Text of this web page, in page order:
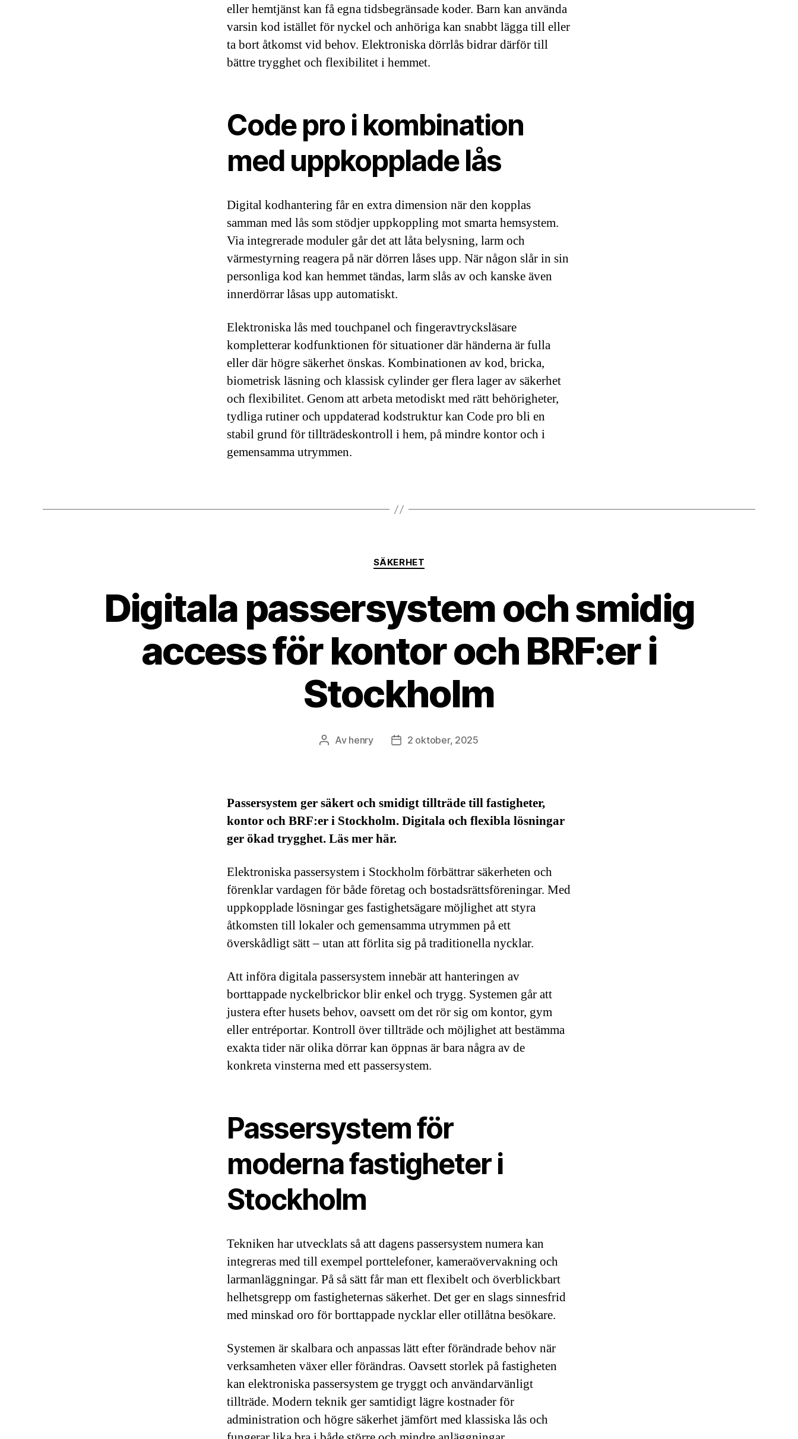
eller hemtjänst kan få egna tidsbegränsade koder. Barn kan använda
varsin kod istället för nyckel och anhöriga kan snabbt lägga till eller
ta bort åtkomst vid behov. Elektroniska dörrlås bidrar därför till
bättre trygghet och flexibilitet i hemmet.
Code pro i kombination
med uppkopplade lås
Digital kodhantering får en extra dimension när den kopplas
samman med lås som stödjer uppkoppling mot smarta hemsystem.
Via integrerade moduler går det att låta belysning, larm och
värmestyrning reagera på när dörren låses upp. När någon slår in sin
personliga kod kan hemmet tändas, larm slås av och kanske även
innerdörrar låsas upp automatiskt.
Elektroniska lås med touchpanel och fingeravtrycksläsare
kompletterar kodfunktionen för situationer där händerna är fulla
eller där högre säkerhet önskas. Kombinationen av kod, bricka,
biometrisk läsning och klassisk cylinder ger flera lager av säkerhet
och flexibilitet. Genom att arbeta metodiskt med rätt behörigheter,
tydliga rutiner och uppdaterad kodstruktur kan Code pro bli en
stabil grund för tillträdeskontroll i hem, på mindre kontor och i
gemensamma utrymmen.
Kategorier
SÄKERHET
Digitala passersystem och smidig
access för kontor och BRF:er i
Stockholm
Inläggsförfattare
Av henry Inläggsdatum
2 oktober, 2025
Passersystem ger säkert och smidigt tillträde till fastigheter,
kontor och BRF:er i Stockholm. Digitala och flexibla lösningar
ger ökad trygghet. Läs mer här.
Elektroniska passersystem i Stockholm förbättrar säkerheten och
förenklar vardagen för både företag och bostadsrättsföreningar. Med
uppkopplade lösningar ges fastighetsägare möjlighet att styra
åtkomsten till lokaler och gemensamma utrymmen på ett
överskådligt sätt – utan att förlita sig på traditionella nycklar.
Att införa digitala passersystem innebär att hanteringen av
borttappade nyckelbrickor blir enkel och trygg. Systemen går att
justera efter husets behov, oavsett om det rör sig om kontor, gym
eller entréportar. Kontroll över tillträde och möjlighet att bestämma
exakta tider när olika dörrar kan öppnas är bara några av de
konkreta vinsterna med ett passersystem.
Passersystem för
moderna fastigheter i
Stockholm
Tekniken har utvecklats så att dagens passersystem numera kan
integreras med till exempel porttelefoner, kameraövervakning och
larmanläggningar. På så sätt får man ett flexibelt och överblickbart
helhetsgrepp om fastigheternas säkerhet. Det ger en slags sinnesfrid
med minskad oro för borttappade nycklar eller otillåtna besökare.
Systemen är skalbara och anpassas lätt efter förändrade behov när
verksamheten växer eller förändras. Oavsett storlek på fastigheten
kan elektroniska passersystem ge tryggt och användarvänligt
tillträde. Modern teknik ger samtidigt lägre kostnader för
administration och högre säkerhet jämfört med klassiska lås och